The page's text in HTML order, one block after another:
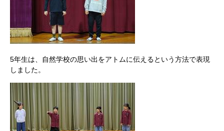
5年生は、自然学校の思い出をアトムに伝えるという方法で表現
しました。